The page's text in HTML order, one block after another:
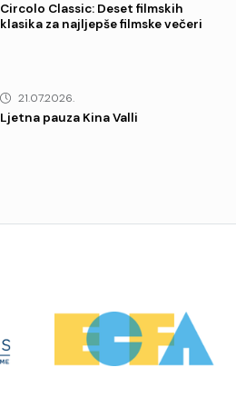
Circolo Classic: Deset filmskih
klasika za najljepše filmske večeri
21.07.2026.
Ljetna pauza Kina Valli